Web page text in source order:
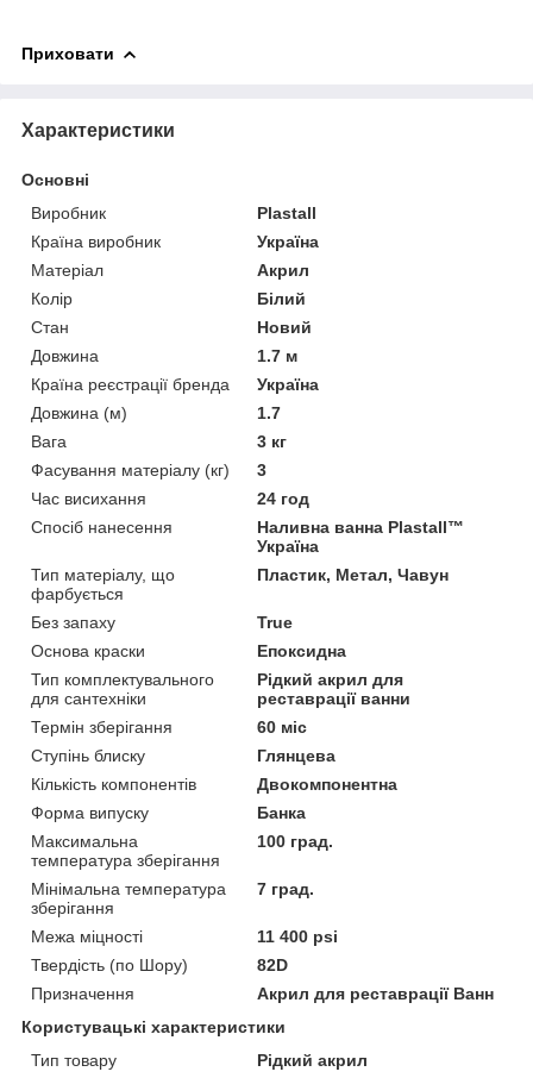
Приховати
Характеристики
Основні
Виробник
Plastall
Країна виробник
Україна
Матеріал
Акрил
Колір
Білий
Стан
Новий
Довжина
1.7 м
Країна реєстрації бренда
Україна
Довжина (м)
1.7
Вага
3 кг
Фасування матеріалу (кг)
3
Час висихання
24 год
Спосіб нанесення
Наливна ванна Plastall™
Україна
Тип матеріалу, що
фарбується
Пластик, Метал, Чавун
Без запаху
True
Основа краски
Епоксидна
Тип комплектувального
для сантехніки
Рідкий акрил для
реставрації ванни
Термін зберігання
60 міс
Ступінь блиску
Глянцева
Кількість компонентів
Двокомпонентна
Форма випуску
Банка
Максимальна
температура зберігання
100 град.
Мінімальна температура
зберігання
7 град.
Межа міцності
11 400 psi
Твердість (по Шору)
82D
Призначення
Акрил для реставрації Ванн
Користувацькі характеристики
Тип товару
Рідкий акрил